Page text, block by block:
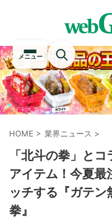
メニュー
HOME > 業界ニュース >
「北斗の拳」と
アイテム！今夏最
ッチする『ガテ
拳』